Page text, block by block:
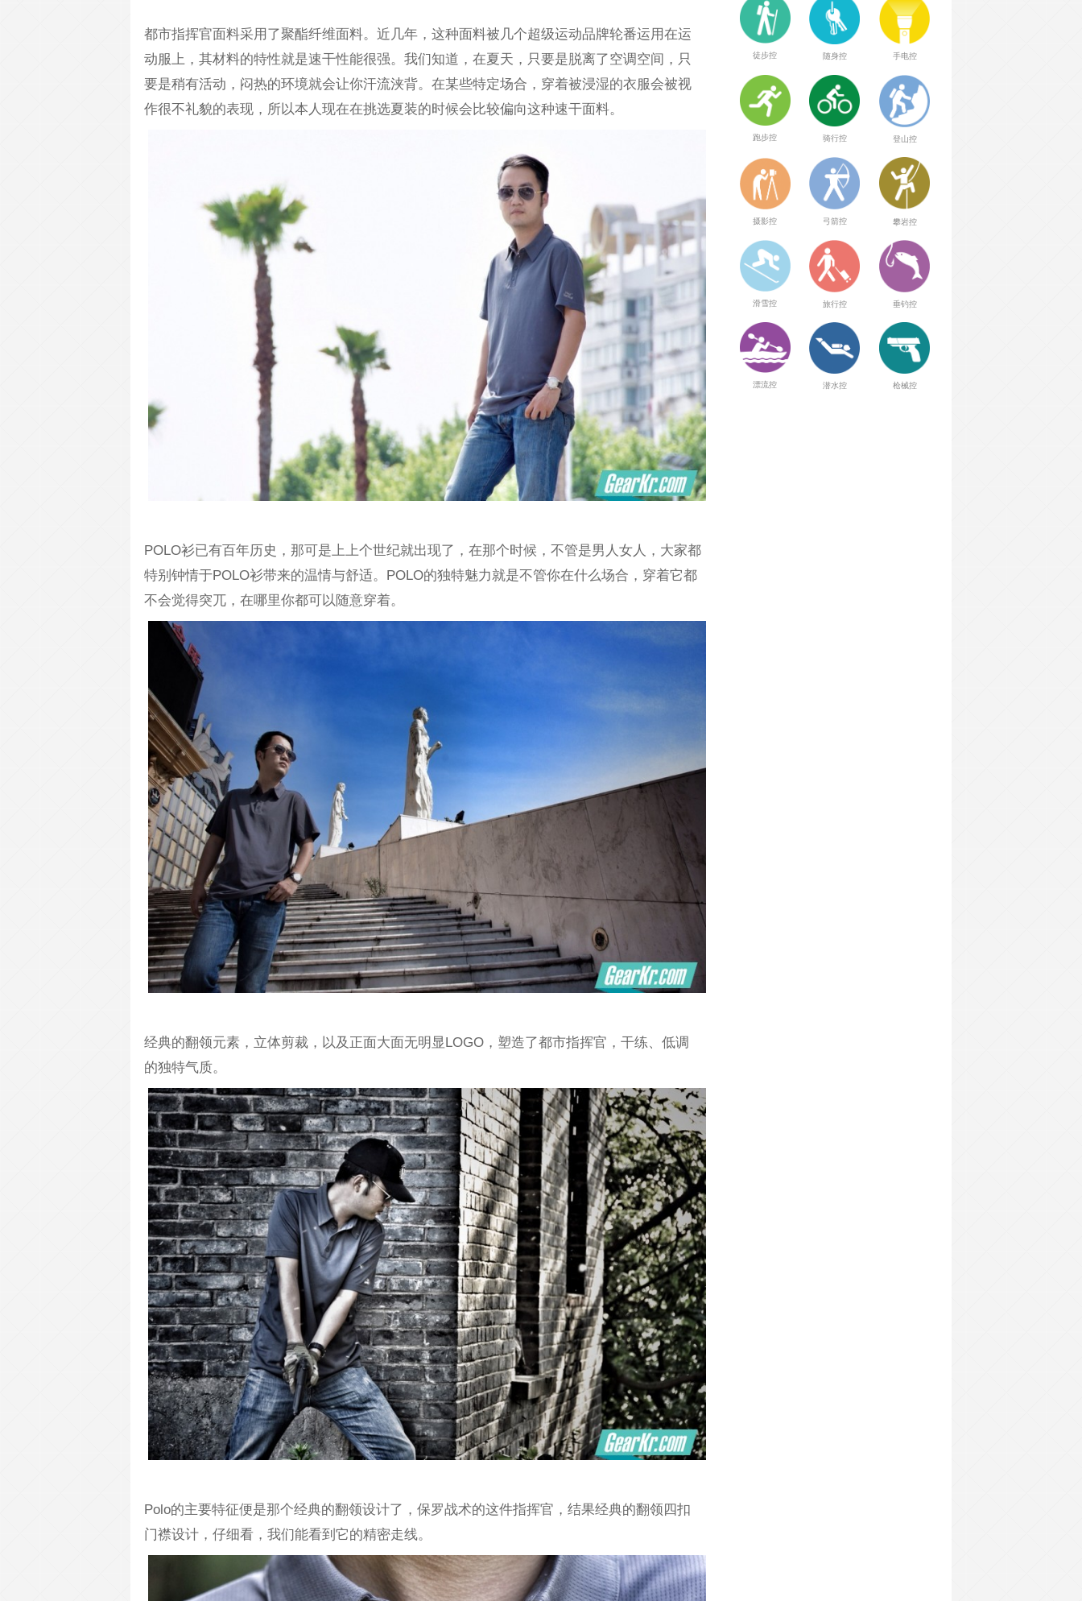
都市指挥官面料采用了聚酯纤维面料。近几年，这种面料被几个超级运动品牌轮番运用在运
动服上，其材料的特性就是速干性能很强。我们知道，在夏天，只要是脱离了空调空间，只
要是稍有活动，闷热的环境就会让你汗流浃背。在某些特定场合，穿着被浸湿的衣服会被视
作很不礼貌的表现，所以本人现在在挑选夏装的时候会比较偏向这种速干面料。
POLO衫已有百年历史，那可是上上个世纪就出现了，在那个时候，不管是男人女人，大家都
特别钟情于POLO衫带来的温情与舒适。POLO的独特魅力就是不管你在什么场合，穿着它都
不会觉得突兀，在哪里你都可以随意穿着。
经典的翻领元素，立体剪裁，以及正面大面无明显LOGO，塑造了都市指挥官，干练、低调
的独特气质。
Polo的主要特征便是那个经典的翻领设计了，保罗战术的这件指挥官，结果经典的翻领四扣
门襟设计，仔细看，我们能看到它的精密走线。
徒步控 随身控 手电控
跑步控 骑行控 登山控
摄影控 弓箭控 攀岩控
滑雪控 旅行控 垂钓控
漂流控 潜水控 枪械控